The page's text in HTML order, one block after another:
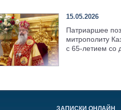
15.05.2026
Патриаршее
митрополиту
с 65-летием со
ЗАПИСКИ ОНЛАЙН